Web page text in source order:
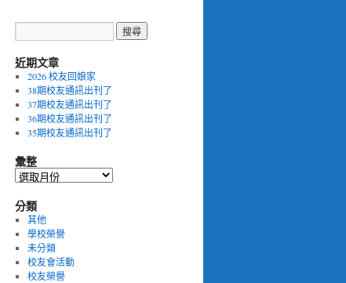
近期文章
2026 校友回娘家
38期校友通訊出刊了
37期校友通訊出刊了
36期校友通訊出刊了
35期校友通訊出刊了
彙整
彙
分類
其他
學校榮譽
未分類
校友會活動
校友榮譽